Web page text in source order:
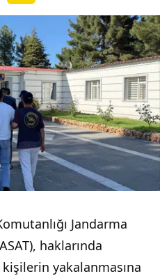
Jandarma
haklarında
yakalanmasına